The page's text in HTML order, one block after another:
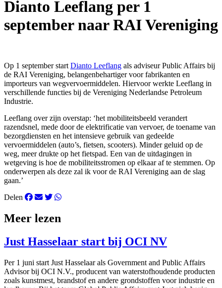
Dianto Leeflang per 1
september naar RAI Vereniging
Op 1 september start Dianto Leeflang als adviseur Public Affairs bij
de RAI Vereniging, belangenbehartiger voor fabrikanten en
importeurs van wegvervoermiddelen. Hiervoor werkte Leeflang in
verschillende functies bij de Vereniging Nederlandse Petroleum
Industrie.
Leeflang over zijn overstap: ‘het mobiliteitsbeeld verandert
razendsnel, mede door de elektrificatie van vervoer, de toename van
bezorgdiensten en het intensieve gebruik van gedeelde
vervoermiddelen (auto’s, fietsen, scooters). Minder geluid op de
weg, meer drukte op het fietspad. Een van de uitdagingen in
wetgeving is hoe de mobiliteitsstromen op elkaar af te stemmen. Op
onderwerpen als deze zal ik voor de RAI Vereniging aan de slag
gaan.’
Delen
Meer lezen
Just Hasselaar start bij OCI NV
Per 1 juni start Just Hasselaar als Government and Public Affairs
Advisor bij OCI N.V., producent van waterstofhoudende producten
zoals kunstmest, brandstof en andere grondstoffen voor industrie en